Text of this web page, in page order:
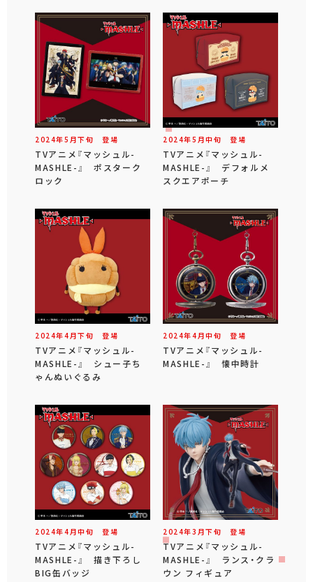
2024年5 月下旬 登場
TVアニメ『マッシュル-
MASHLE-』 ポスターク
ロック
2024年5 月中旬 登場
TVアニメ『マッシュル-
MASHLE-』 デフォルメ
スクエアポーチ
2024年4 月下旬 登場
TVアニメ『マッシュル-
MASHLE-』 シュー子ち
ゃんぬいぐるみ
2024年4 月中旬 登場
TVアニメ『マッシュル-
MASHLE-』 懐中時計
2024年4 月中旬 登場
TVアニメ『マッシュル-
MASHLE-』 描き下ろし
BIG缶バッジ
2024年3 月下旬 登場
TVアニメ『マッシュル-
MASHLE-』 ランス・クラ
ウン フィギュア